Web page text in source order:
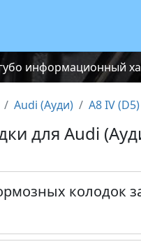
информационный
Audi (Ауди) A8 IV (D5)
для Audi
колодок